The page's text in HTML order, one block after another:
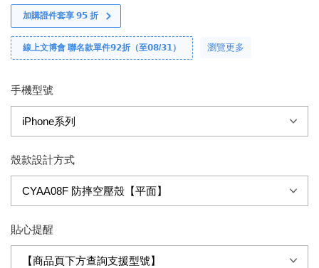
加購證件套享 𝟵𝟱 折
線上文博會 聯名款單件𝟵𝟮折（至𝟬𝟴/𝟯𝟭） 瀏覽更多
手機型號
殼款設計方式
貼心提醒